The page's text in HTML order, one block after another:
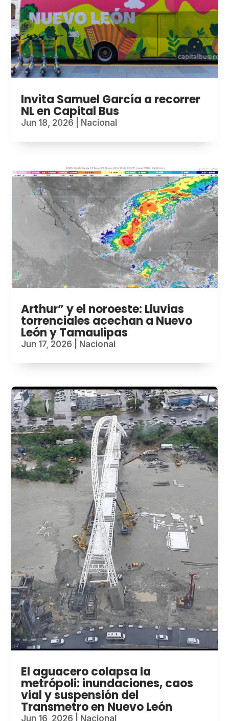
Invita Samuel García a recorrer
NL en Capital Bus
Jun 18, 2026 Nacional
Arthur” y el noroeste: Lluvias
torrenciales acechan a Nuevo
León y Tamaulipas
Jun 17, 2026 Nacional
El aguacero colapsa la
metrópoli: inundaciones, caos
vial y suspensión del
Transmetro en Nuevo León
Jun 16, 2026 Nacional